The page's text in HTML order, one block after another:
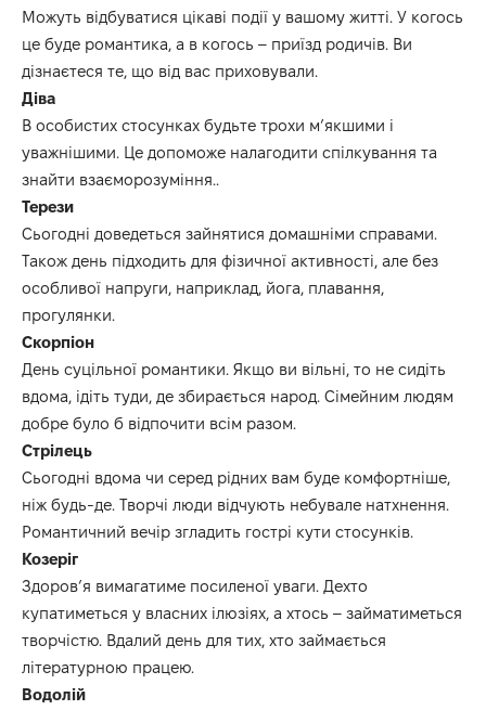
Можуть відбуватися цікаві події у вашому житті. У когось
це буде романтика, а в когось – приїзд родичів. Ви
дізнаєтеся те, що від вас приховували.
Діва
В особистих стосунках будьте трохи м’якшими і
уважнішими. Це допоможе налагодити спілкування та
знайти взаєморозуміння..
Терези
Сьогодні доведеться зайнятися домашніми справами.
Також день підходить для фізичної активності, але без
особливої напруги, наприклад, йога, плавання,
прогулянки.
Скорпіон
День суцільної романтики. Якщо ви вільні, то не сидіть
вдома, ідіть туди, де збирається народ. Сімейним людям
добре було б відпочити всім разом.
Стрілець
Сьогодні вдома чи серед рідних вам буде комфортніше,
ніж будь-де. Творчі люди відчують небувале натхнення.
Романтичний вечір згладить гострі кути стосунків.
Козеріг
Здоров’я вимагатиме посиленої уваги. Дехто
купатиметься у власних ілюзіях, а хтось – займатиметься
творчістю. Вдалий день для тих, хто займається
літературною працею.
Водолій